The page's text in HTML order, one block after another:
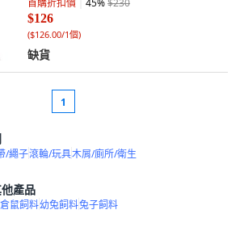
首購折扣價 45%$230
$126
($126.00/1個)
缺貨
1
/繩子滾輪/玩具木屑/廁所/衛生
產品
倉鼠飼料幼兔飼料兔子飼料